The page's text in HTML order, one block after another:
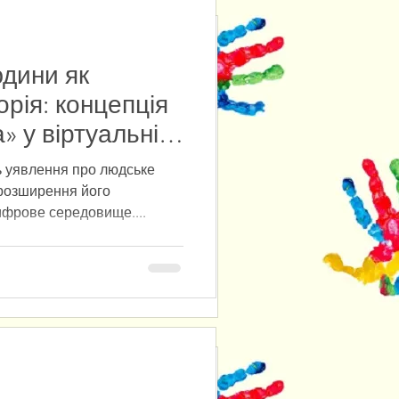
нової
людини у повсякденному
практичної філософії
соціального буття
наслідки втрати
як
концепція
у віртуальній
уявлення про людське
його
середовище....